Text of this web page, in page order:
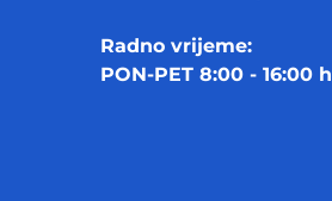
Radno vrijeme:
PON-PET 8:00 - 16:00 h